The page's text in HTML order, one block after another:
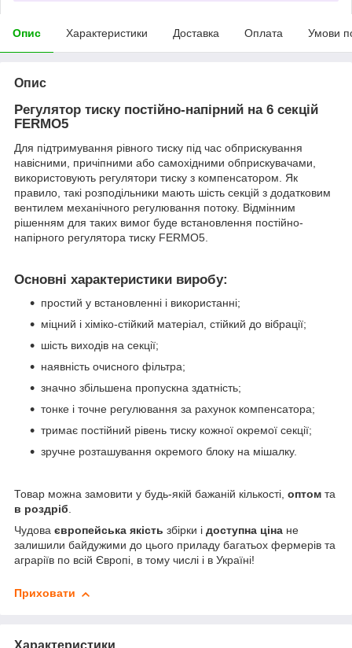
Опис Характеристики Доставка Оплата Умови
Опис
Регулятор тиску постійно-напірний на 6 секцій
FERMO5
Для підтримування рівного тиску під час обприскування
навісними, причіпними або самохідними обприскувачами,
використовують регулятори тиску з компенсатором. Як
правило, такі розподільники мають шість секцій з додатковим
вентилем механічного регулювання потоку. Відмінним
рішенням для таких вимог буде встановлення постійно-
напірного регулятора тиску FERMO5.
Основні характеристики виробу:
простий у встановленні і використанні;
міцний і хіміко-стійкий матеріал, стійкий до вібрації;
шість виходів на секції;
наявність очисного фільтра;
значно збільшена пропускна здатність;
тонке і точне регулювання за рахунок компенсатора;
тримає постійний рівень тиску кожної окремої секції;
зручне розташування окремого блоку на мішалку.
Товар можна замовити у будь-якій бажаній кількості, оптом та
в роздріб.
Чудова європейська якість збірки і доступна ціна не
залишили байдужими до цього приладу багатьох фермерів та
аграріїв по всій Європі, в тому числі і в Україні!
Приховати
Характеристики